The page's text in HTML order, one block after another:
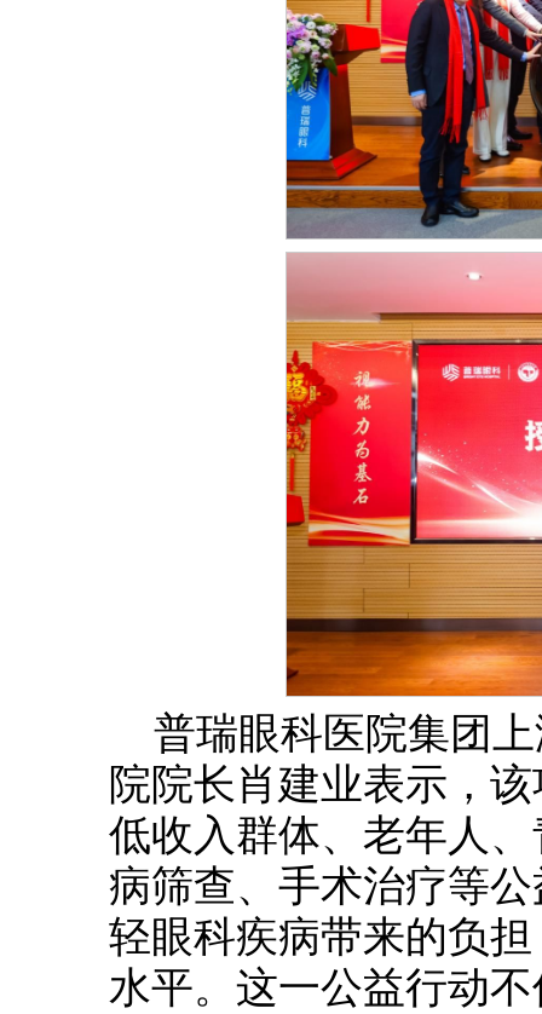
普瑞眼科医院集团
院院长肖建业表示，
低收入群体、老年人
病筛查、手术治疗等
轻眼科疾病带来的负
水平。这一公益行动